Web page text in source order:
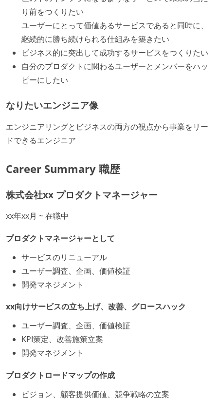
り前をつくりたい
ユーザーにとって価値あるサービスであると同時に、
継続的に勝ち続けられる仕組みを築きたい
ビジネス的に突出して成功するサービスをつくりたい
自分のプロダクトに関わるユーザーとメンバーをハッ
ピーにしたい
なりたいエンジニア像
エンジニアリングとビジネスの両方の視点から事業をリー
ドできるエンジニア
Career Summary 職歴
株式会社xx プロダクトマネージャー
xx年xx月 ~ 在職中
プロダクトマネージャーとして
サービスのリニューアル
ユーザー調査、企画、価値検証
開発マネジメント
xx向けサービスの立ち上げ、改善、グロースハック
ユーザー調査、企画、価値検証
KPI策定、改善施策立案
開発マネジメント
プロダクトロードマップの作成
ビジョン、顧客提供価値、競争戦略の立案